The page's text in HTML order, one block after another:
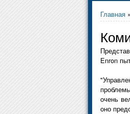
Главная »
Enron
очень
оно